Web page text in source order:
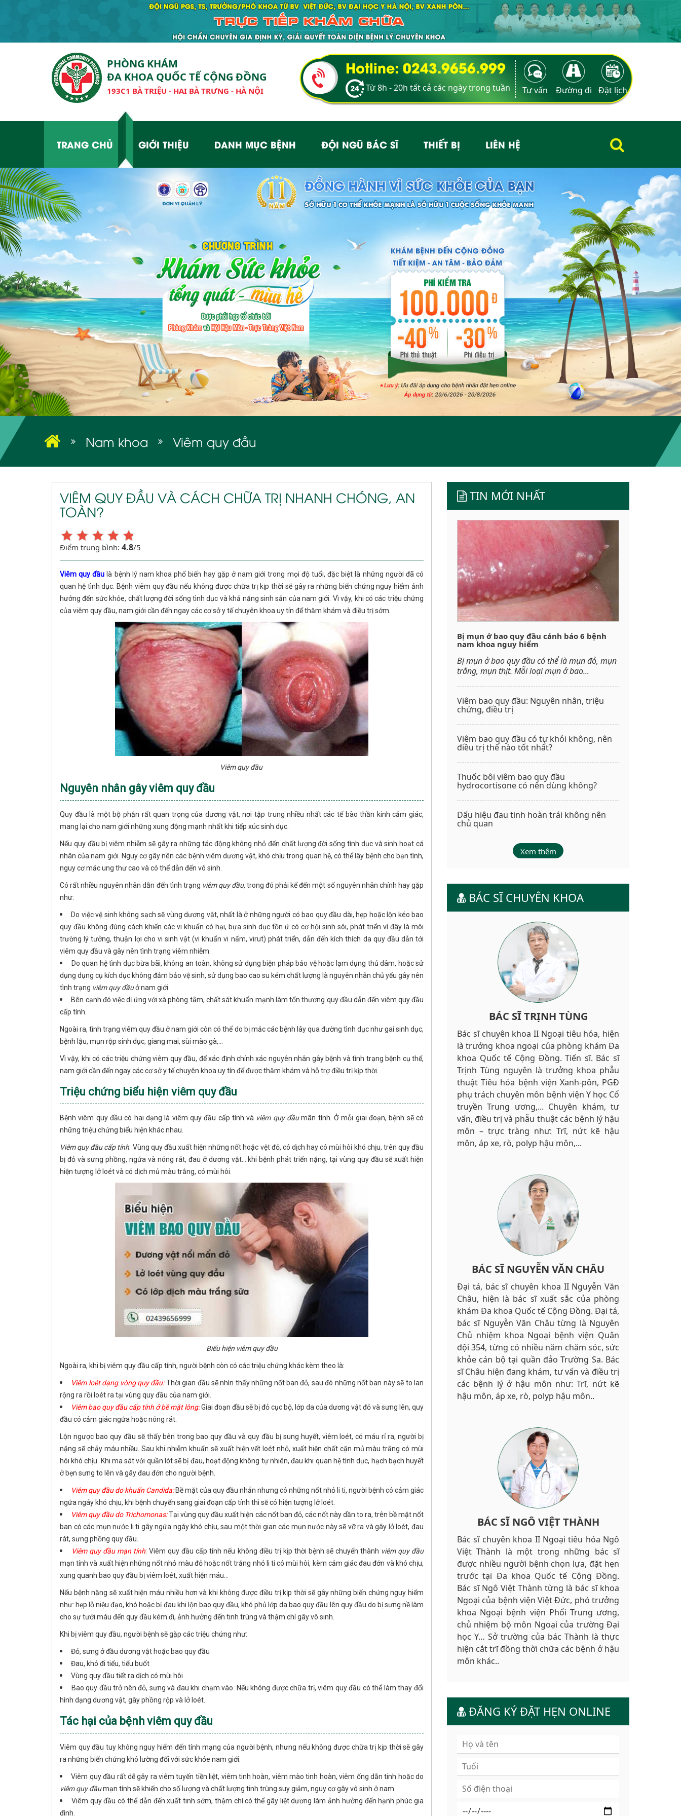
PHÒNG KHÁM
ĐA KHOA QUỐC TẾ CỘNG ĐỒNG
193C1 BÀ TRIỆU - HAI BÀ TRƯNG - HÀ NỘI
Hotline: 0243.9656.999
Từ 8h - 20h tất cả các ngày trong tuần Tư vấn Đường đi Đặt lịch
TRANG CHỦ GIỚI THIỆU DANH MỤC BỆNH ĐỘI NGŨ BÁC SĨ THIẾT BỊ LIÊN HỆ
Nam khoa Viêm quy đầu
VIÊM QUY ĐẦU VÀ CÁCH CHỮA TRỊ NHANH CHÓNG, AN
TOÀN?
Điểm trung bình: 4.8/5
Viêm quy đầu là bệnh lý nam khoa phổ biến hay gặp ở nam giới trong mọi độ tuổi, đặc biệt là những người đã có
quan hệ tình dục. Bệnh viêm quy đầu nếu không được chữa trị kịp thời sẽ gây ra những biến chứng nguy hiểm ảnh
hưởng đến sức khỏe, chất lượng đời sống tình dục và khả năng sinh sản của nam giới. Vì vậy, khi có các triệu chứng
của viêm quy đầu, nam giới cần đến ngay các cơ sở y tế chuyên khoa uy tín để thăm khám và điều trị sớm.
Viêm quy đầu
Nguyên nhân gây viêm quy đầu
Quy đầu là một bộ phận rất quan trọng của dương vật, nơi tập trung nhiều nhất các tế bào thần kinh cảm giác,
mang lại cho nam giới những xung động mạnh nhất khi tiếp xúc sinh dục.
Nếu quy đầu bị viêm nhiễm sẽ gây ra những tác động không nhỏ đến chất lượng đời sống tình dục và sinh hoạt cá
nhân của nam giới. Nguy cơ gây nên các bệnh viêm dương vật, khó chịu trong quan hệ, có thể lây bệnh cho bạn tình,
nguy cơ mắc ung thư cao và có thể dẫn đến vô sinh.
Có rất nhiều nguyên nhân dẫn đến tình trạng viêm quy đầu,trong đó phải kể đến một số nguyên nhân chính hay gặp
như:
Do việc vệ sinh không sạch sẽ vùng dương vật, nhất là ở những người có bao quy đầu dài, hẹp hoặc lộn kéo bao
quy đầu không đúng cách khiến các vi khuẩn có hại, bựa sinh dục tồn ứ có cơ hội sinh sôi, phát triển vì đây là môi
trường lý tưởng, thuận lợi cho vi sinh vật (vi khuẩn vi nấm, virut) phát triển, dẫn đến kích thích da quy đầu dẫn tới
viêm quy đầu và gây nên tình trạng viêm nhiễm.
Do quan hệ tình dục bừa bãi, không an toàn, không sử dụng biện pháp bảo vệ hoặc lạm dụng thủ dâm, hoặc sử
dụng dụng cụ kích dục không đảm bảo vệ sinh, sử dụng bao cao su kém chất lượng là nguyên nhân chủ yếu gây nên
tình trạng viêm quy đầuở nam giới.
Bên cạnh đó việc dị ứng với xà phòng tắm, chất sát khuẩn mạnh làm tổn thương quy đầu dẫn đến viêm quy đầu
cấp tính.
Ngoài ra, tình trạng viêm quy đầu ở nam giới còn có thể do bị mắc các bệnh lây qua đường tình dục như gai sinh dục,
bệnh lậu, mụn rộp sinh dục, giang mai, sùi mào gà,…
Vì vậy, khi có các triệu chứng viêm quy đầu, để xác định chính xác nguyên nhân gây bệnh và tình trạng bệnh cụ thể,
nam giới cần đến ngay các cơ sở y tế chuyên khoa uy tín để được thăm khám và hỗ trợ điều trị kịp thời.
Triệu chứng biểu hiện viêm quy đầu
Bệnh viêm quy đầu có hai dạng là viêm quy đầu cấp tính và viêm quy đầumãn tính. Ở mỗi giai đoạn, bệnh sẽ có
những triệu chứng biểu hiện khác nhau.
Viêm quy đầu cấp tính: Vùng quy đầu xuất hiện những nốt hoặc vệt đỏ, có dịch hay có mùi hôi khó chịu, trên quy đầu
bị đỏ và sưng phồng, ngứa và nóng rát, đau ở dương vật… khi bệnh phát triển nặng, tại vùng quy đầu sẽ xuất hiện
hiện tượng lở loét và có dịch mủ màu trắng, có mùi hôi.
Biểu hiện viêm quy đầu
Ngoài ra, khi bị viêm quy đầu cấp tính, người bệnh còn có các triệu chứng khác kèm theo là:
Viêm loét dạng vòng quy đầu:Thời gian đầu sẽ nhìn thấy những nốt ban đỏ, sau đó những nốt ban này sẽ to lan
rộng ra rồi loét ra tại vùng quy đầu của nam giới.
Viêm bao quy đầu cấp tính ở bề mặt lông:Giai đoạn đầu sẽ bị đỏ cục bộ, lớp da của dương vật đỏ và sưng lên, quy
đầu có cảm giác ngứa hoặc nóng rát.
Lộn ngược bao quy đầu sẽ thấy bên trong bao quy đầu và quy đầu bị sung huyết, viêm loét, có máu rỉ ra, người bị
nặng sẽ chảy máu nhiều. Sau khi nhiễm khuẩn sẽ xuất hiện vết loét nhỏ, xuất hiện chất cặn mủ màu trắng có mùi
hôi khó chịu. Khi ma sát với quần lót sẽ bị đau, hoạt động không tự nhiên, đau khi quan hệ tình dục, hạch bạch huyết
ở bẹn sưng to lên và gây đau đớn cho người bệnh.
Viêm quy đầu do khuẩn Candida:Bề mặt của quy đầu nhẵn nhưng có những nốt nhỏ li ti, người bệnh có cảm giác
ngứa ngáy khó chịu, khi bệnh chuyển sang giai đoạn cấp tính thì sẽ có hiện tượng lở loét.
Viêm quy đầu do Trichomonas:Tại vùng quy đầu xuất hiện các nốt ban đỏ, các nốt này dần to ra, trên bề mặt nốt
ban có các mụn nước li ti gây ngứa ngáy khó chịu, sau một thời gian các mụn nước này sẽ vỡ ra và gây lở loét, đau
rát, sưng phồng quy đầu.
Viêm quy đầu mạn tính:Viêm quy đầu cấp tính nếu không điều trị kịp thời bệnh sẽ chuyển thành viêm quy đầu
mạn tính và xuất hiện những nốt nhỏ màu đỏ hoặc nốt trắng nhỏ li ti có mùi hôi, kèm cảm giác đau đớn và khó chịu,
xung quanh bao quy đầu bị viêm loét, xuất hiện máu…
Nếu bệnh nặng sẽ xuất hiện máu nhiều hơn và khi không được điều trị kịp thời sẽ gây những biến chứng nguy hiểm
như: hẹp lỗ niệu đạo, khó hoặc bị đau khi lộn bao quy đầu, khó phủ lớp da bao quy đầu lên quy đầu do bị sưng nề làm
cho sự tưới máu đến quy đầu kém đi, ảnh hưởng đến tinh trùng và thậm chí gây vô sinh.
Khi bị viêm quy đầu, người bệnh sẽ gặp các triệu chứng như:
Đỏ, sưng ở đầu dương vật hoặc bao quy đầu
Đau, khó đi tiểu, tiểu buốt
Vùng quy đầu tiết ra dịch có mùi hôi
Bao quy đầu trở nên đỏ, sưng và đau khi chạm vào. Nếu không được chữa trị, viêm quy đầu có thể làm thay đổi
hình dạng dương vật, gây phồng rộp và lở loét.
Tác hại của bệnh viêm quy đầu
Viêm quy đầu tuy không nguy hiểm đến tính mạng của người bệnh, nhưng nếu không được chữa trị kịp thời sẽ gây
ra những biến chứng khó lường đối với sức khỏe nam giới.
Viêm quy đầu rất dễ gây ra viêm tuyến tiền liệt, viêm tinh hoàn, viêm mào tinh hoàn, viêm ống dẫn tinh hoặc do
viêm quy đầumạn tính sẽ khiến cho số lượng và chất lượng tinh trùng suy giảm, nguy cơ gây vô sinh ở nam.
Viêm quy đầu có thể dẫn đến xuất tinh sớm, thậm chí có thể gây liệt dương làm ảnh hưởng đến hạnh phúc gia
đình.
TIN MỚI NHẤT
Bị mụn ở bao quy đầu cảnh báo 6 bệnh
nam khoa nguy hiểm
Bị mụn ở bao quy đầu có thể là mụn đỏ, mụn
trắng, mụn thịt. Mỗi loại mụn ở bao...
Viêm bao quy đầu: Nguyên nhân, triệu
chứng, điều trị
Viêm bao quy đầu có tự khỏi không, nên
điều trị thế nào tốt nhất?
Thuốc bôi viêm bao quy đầu
hydrocortisone có nên dùng không?
Dấu hiệu đau tinh hoàn trái không nên
chủ quan
Xem thêm
BÁC SĨ CHUYÊN KHOA
BÁC SĨ TRỊNH TÙNG
Bác sĩ chuyên khoa II Ngoại tiêu hóa, hiện
là trưởng khoa ngoại của phòng khám Đa
khoa Quốc tế Cộng Đồng. Tiến sĩ. Bác sĩ
Trịnh Tùng nguyên là trưởng khoa phẫu
thuật Tiêu hóa bệnh viện Xanh-pôn, PGĐ
phụ trách chuyên môn bệnh viện Y học Cổ
truyền Trung ương,... Chuyên khám, tư
vấn, điều trị và phẫu thuật các bệnh lý hậu
môn – trực tràng như: Trĩ, nứt kẽ hậu
môn, áp xe, rò, polyp hậu môn,...
BÁC SĨ NGUYỄN VĂN CHÂU
Đại tá, bác sĩ chuyên khoa II Nguyễn Văn
Châu, hiện là bác sĩ xuất sắc của phòng
khám Đa khoa Quốc tế Cộng Đồng. Đại tá,
bác sĩ Nguyễn Văn Châu từng là Nguyên
Chủ nhiệm khoa Ngoại bệnh viện Quân
đội 354, từng có nhiều năm chăm sóc, sức
khỏe cán bộ tại quần đảo Trường Sa. Bác
sĩ Châu hiện đang khám, tư vấn và điều trị
các bệnh lý ở hậu môn như: Trĩ, nứt kẽ
hậu môn, áp xe, rò, polyp hậu môn..
BÁC SĨ NGÔ VIỆT THÀNH
Bác sĩ chuyên khoa II Ngoại tiêu hóa Ngô
Việt Thành là một trong những bác sĩ
được nhiều người bệnh chọn lựa, đặt hẹn
trước tại Đa khoa Quốc tế Cộng Đồng.
Bác sĩ Ngô Việt Thành từng là bác sĩ khoa
Ngoại của bệnh viện Việt Đức, phó trưởng
khoa Ngoại bệnh viện Phổi Trung ương,
chủ nhiệm bộ môn Ngoại của trường Đại
học Y… Sở trường của bác Thành là thực
hiện cắt trĩ đồng thời chữa các bệnh ở hậu
môn khác..
ĐĂNG KÝ ĐẶT HẸN ONLINE